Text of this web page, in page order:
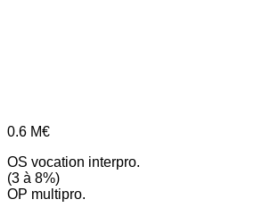
0.6 M€
OS vocation interpro.
(3 à 8%)
OP multipro.